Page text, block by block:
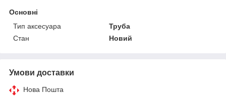
Основні
Тип аксесуара
Труба
Стан
Новий
Умови доставки
Нова Пошта